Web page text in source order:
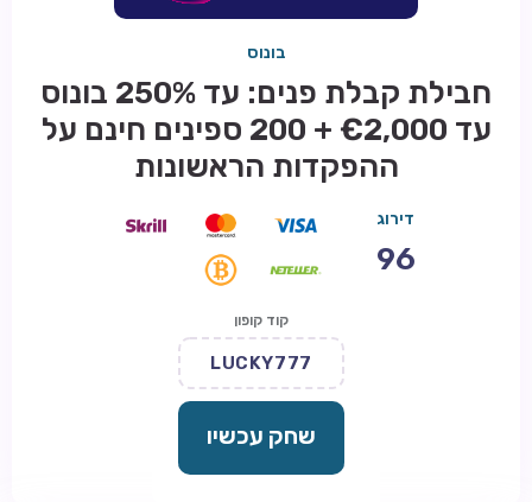
בונוס
חבילת קבלת פנים: עד 250% בונוס
עד €2,000 + 200 ספינים חינם על
ההפקדות הראשונות
דירוג
96
קוד קופון
LUCKY777
שחק עכשיו